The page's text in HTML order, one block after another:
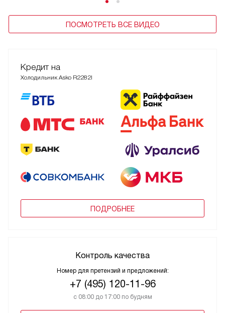
ПОСМОТРЕТЬ ВСЕ ВИДЕО
Кредит на
Холодильник Asko R2282I
ПОДРОБНЕЕ
Контроль качества
Номер для претензий и предложений:
+7 (495) 120-11-96
с 08:00 до 17:00 по будням